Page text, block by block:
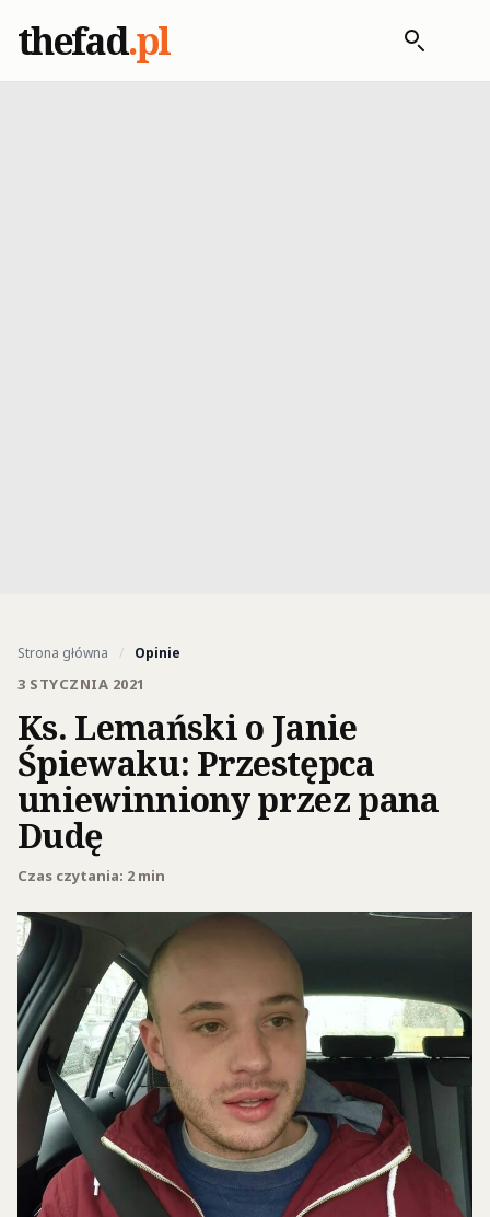
thefad.pl
Strona główna / Opinie
3 STYCZNIA 2021
Ks. Lemański o Janie
Śpiewaku: Przestępca
uniewinniony przez pana
Dudę
Czas czytania: 2 min